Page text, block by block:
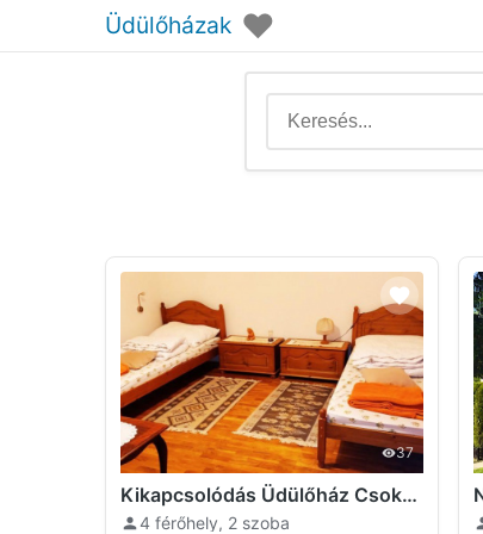
Üdülőházak ♥
37
Kikapcsolódás Üdülőház Csokonyavisonta
4 férőhely, 2 szoba